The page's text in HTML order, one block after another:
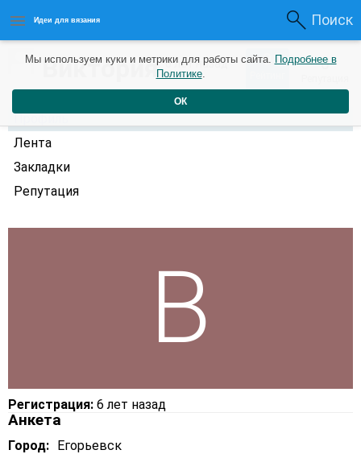
Идеи для вязания Поиск
Виктория6 лет назад 0 0
Профиль
Лента
Закладки
Репутация
Регистрация: 6 лет назад
Анкета
Город: Егорьевск
Мы используем куки и метрики для работы сайта. Подробнее в
Политике.
ОК